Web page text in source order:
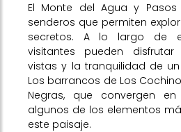
El Monte del Agua y
senderos que permiten
secretos. A lo largo de
visitantes pueden disfrutar
vistas y la tranquilidad de
Los barrancos de Los
Negras, que convergen
algunos de los elementos
este paisaje.